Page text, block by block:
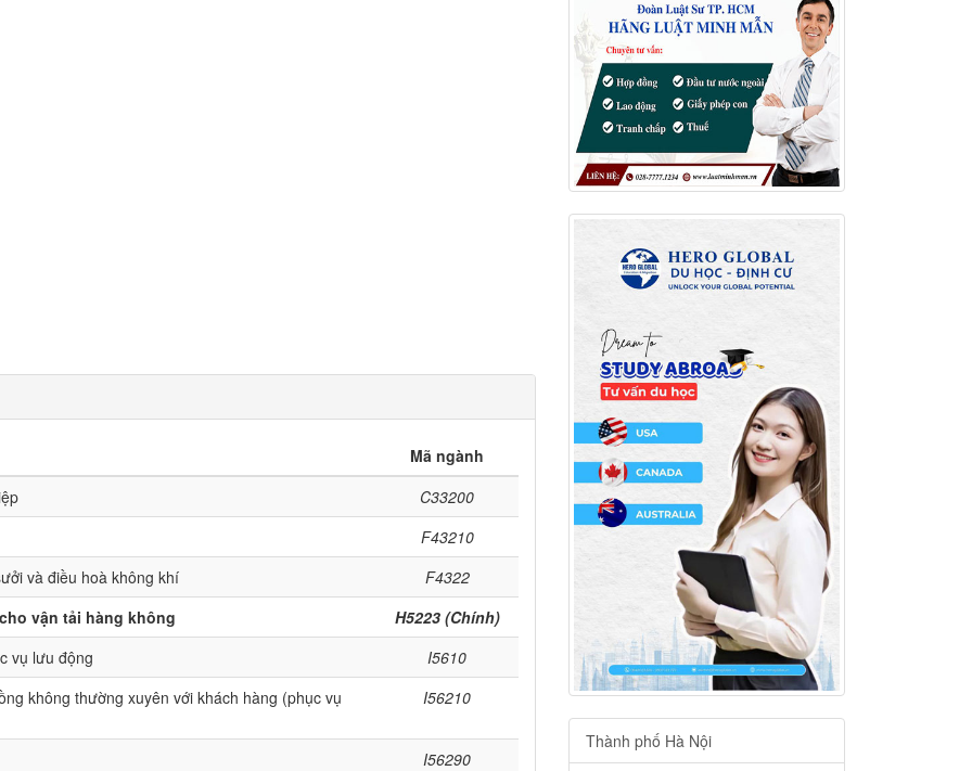
Mã ngành
C33200
F43210
và điều hoà không khí
F4322
vận tải hàng không
H5223 (Chính)
vụ lưu động
I5610
không thường xuyên với khách hàng (phục vụ
I56210
I56290
Thành phố Hà Nội